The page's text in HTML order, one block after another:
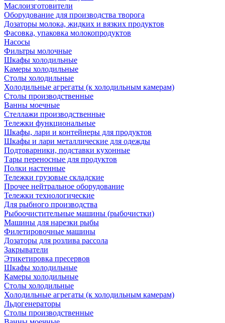
Маслоизготовители
Оборудование для производства творога
Дозаторы молока, жидких и вязких продуктов
Фасовка, упаковка молокопродуктов
Насосы
Фильтры молочные
Шкафы холодильные
Камеры холодильные
Столы холодильные
Холодильные агрегаты (к холодильным камерам)
Столы производственные
Ванны моечные
Стеллажи производственные
Тележки функциональные
Шкафы, лари и контейнеры для продуктов
Шкафы и лари металлические для одежды
Подтоварники, подставки кухонные
Тары переносные для продуктов
Полки настенные
Тележки грузовые складские
Прочее нейтральное оборудование
Тележки технологические
Для рыбного производства
Рыбоочистительные машины (рыбочистки)
Машины для нарезки рыбы
Филетировочные машины
Дозаторы для розлива рассола
Закрыватели
Этикетировка пресервов
Шкафы холодильные
Камеры холодильные
Столы холодильные
Холодильные агрегаты (к холодильным камерам)
Льдогенераторы
Столы производственные